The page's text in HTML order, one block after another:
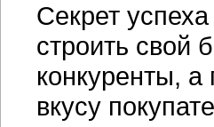
Секрет
строить свой
конкуренты,
вкусу